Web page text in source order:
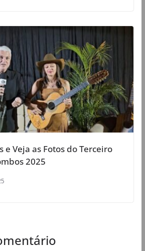
e Veja as Fotos do Terceiro
2025